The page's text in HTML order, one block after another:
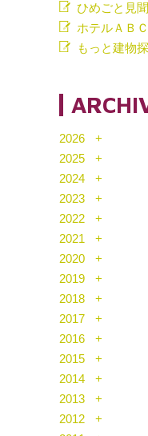
ひめごと見
ホテルＡＢ
もっと建物
2026
2025
2024
2023
2022
2021
2020
2019
2018
2017
2016
2015
2014
2013
2012